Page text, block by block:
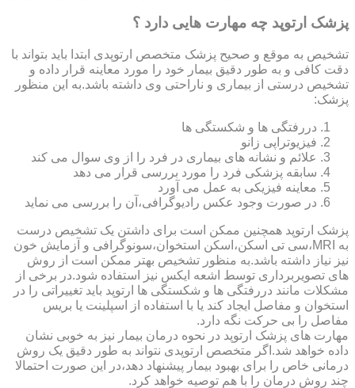
پزشک ارتوپد چه مهارت هایی دارد ؟
تشخیص به موقع و صحیح پزشک متخصص ارتوپدی ابتدا باید بتواند با
دقت کافی و به طور دقیق بیمار خود را مورد معاینه قرار داده و
تشخیص درستی از بیماری و ناراحتی وی داشته باشد.به این منظور
پزشک:
دررفتگی ها و شکستگی ها
فیزیوتراپی زانو
علائم و نشانه های بیماری در فرد را از وی سوال می کند
سابقه پزشکی فرد را مورد بررسی قرار می دهد
معاینه فیزیکی به عمل می آورد
در صورت وجود عکس رادیوگرافی،آن را بررسی می‎ نماید
پزشک ارتوپد همچنین ممکن است برای داشتن یک تشخیص درست
به MRI،سی تی اسکن،اسکن استخوان،سونوگرافی و آزمایش خون
نیز نیاز داشته باشد.به منظور تشخیص بهتر ممکن است از روش
های تصویربرداری توسط اشعه ایکس نیز استفاده شود.در برخی از
مشکلات مانند دررفتگی ها و شکستگی ها ارتوپد باید تغییراتی را در
استخوان و مفاصل ایجاد کند یا با استفاده از اسپلینت یا بریس
مفاصل را بی حرکت نگه دارد.
مهارت های پزشک ارتوپد در نحوه درمان بیمار نیز به خوبی نشان
داده خواهد شد.اگر متخصص ارتوپدی نتواند به طور دقیق یک روش
درمانی خاص را برای بهبود بیمار پیشنهاد دهد،در این صورت احتمالا
چند روش درمان را با هم توصیه خواهد کرد.